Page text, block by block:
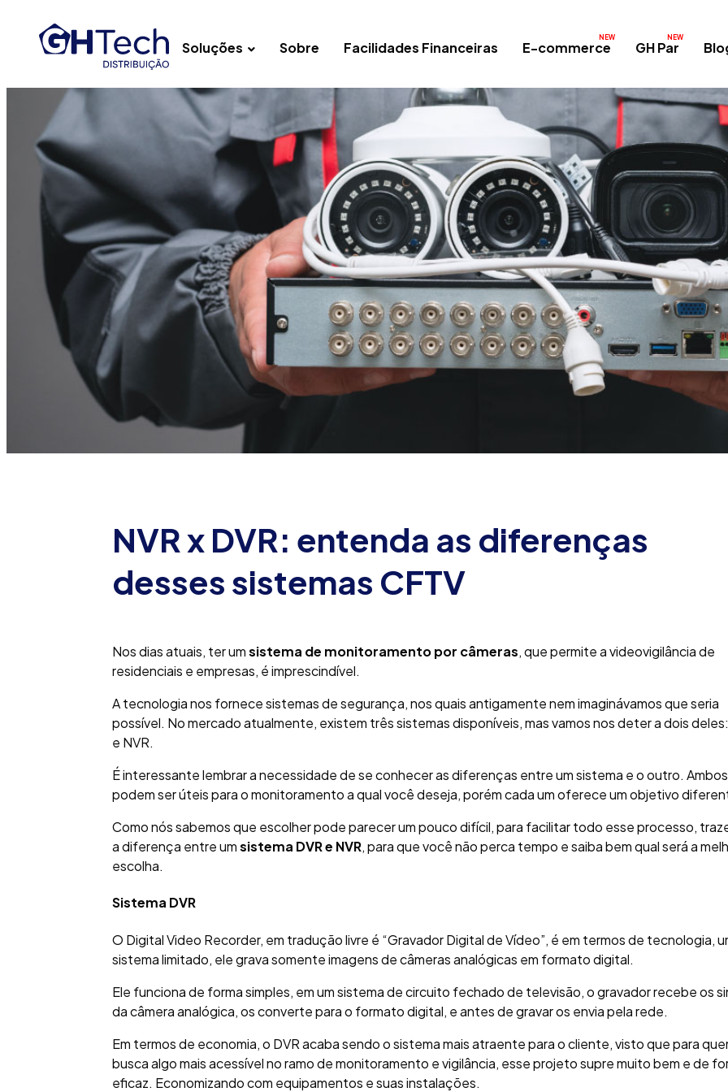
Soluções Sobre Facilidades Financeiras E-commerce GH Par
NVR x DVR: entenda as diferenças
desses sistemas CFTV
Nos dias atuais, ter umsistema de monitoramento por câmeras, que permite a videovigilância de
residenciais e empresas, é imprescindível.
A tecnologia nos fornece sistemas de segurança, nos quais antigamente nem imaginávamos que seria
possível. No mercado atualmente, existem três sistemas disponíveis, mas vamos nos deter a dois
e NVR.
É interessante lembrar a necessidade de se conhecer as diferenças entre um sistema e o outro. Ambos
podem ser úteis para o monitoramento a qual você deseja, porém cada um oferece um objetivo
Como nós sabemos que escolher pode parecer um pouco difícil, para facilitar todo esse processo,
a diferença entre umsistema DVR e NVR, para que você não perca tempo e saiba bem qual será a
escolha.
Sistema DVR
O Digital Video Recorder, em tradução livre é “Gravador Digital de Vídeo”, é em termos de tecnologia,
sistema limitado, ele grava somente imagens de câmeras analógicas em formato digital.
Ele funciona de forma simples, em um sistema de circuito fechado de televisão, o gravador recebe os
da câmera analógica, os converte para o formato digital, e antes de gravar os envia pela rede.
Em termos de economia, o DVR acaba sendo o sistema mais atraente para o cliente, visto que para
busca algo mais acessível no ramo de monitoramento e vigilância, esse projeto supre muito bem e de
eficaz. Economizando com equipamentos e suas instalações.